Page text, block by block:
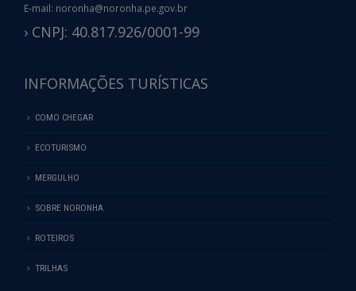
E-mail: noronha@noronha.pe.gov.br
› CNPJ: 40.817.926/0001-99
INFORMAÇÕES TURÍSTICAS
COMO CHEGAR
ECOTURISMO
MERGULHO
SOBRE NORONHA
ROTEIROS
TRILHAS